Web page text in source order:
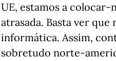
UE, estamos a colocar-
atrasada. Basta ver
informática. Assim,
sobretudo norte-